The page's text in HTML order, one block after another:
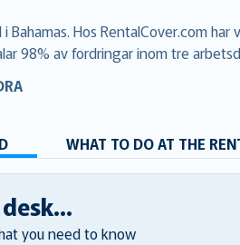
Bahamas. Hos RentalCover.com
98% av fordringar inom tre
WHAT TO DO AT THE
you need to know